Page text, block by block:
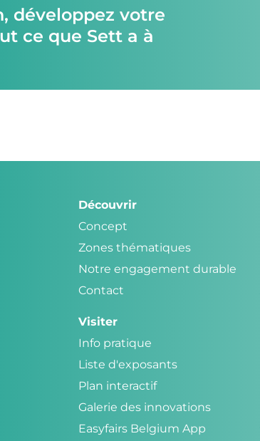
développez votre
ce que Sett a à
Découvrir
Concept
Zones thématiques
Notre engagement durable
Contact
Visiter
Info pratique
Liste d'exposants
Plan interactif
Galerie des innovations
Easyfairs Belgium App